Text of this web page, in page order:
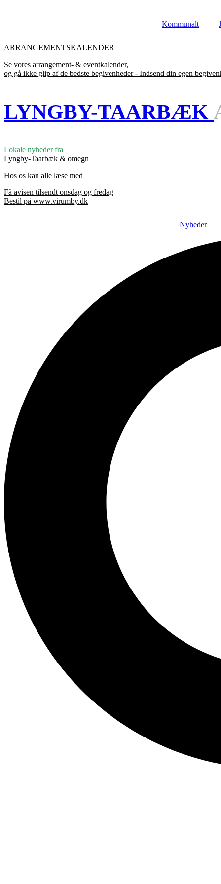
Kommunalt
ARRANGEMENTSKALENDER
Se vores arrangement- & eventkalender,
og gå ikke glip af de bedste begivenheder - Indsend din egen
LYNGBY-TAARBÆK
Lokale nyheder fra
Lyngby-Taarbæk & omegn
Hos os kan alle læse med
Få avisen tilsendt onsdag og fredag
Bestil på www.virumby.dk
Nyheder